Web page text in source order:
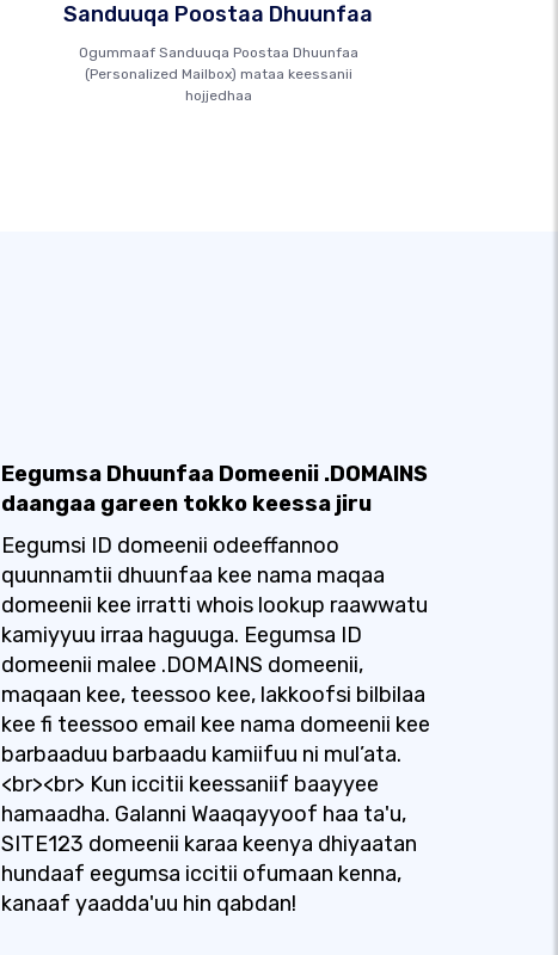
Sanduuqa Poostaa Dhuunfaa
Ogummaaf Sanduuqa Poostaa Dhuunfaa
(Personalized Mailbox) mataa keessanii
hojjedhaa
Eegumsa Dhuunfaa Domeenii .DOMAINS
daangaa gareen tokko keessa jiru
Eegumsi ID domeenii odeeffannoo
quunnamtii dhuunfaa kee nama maqaa
domeenii kee irratti whois lookup raawwatu
kamiyyuu irraa haguuga. Eegumsa ID
domeenii malee .DOMAINS domeenii,
maqaan kee, teessoo kee, lakkoofsi bilbilaa
kee fi teessoo email kee nama domeenii kee
barbaaduu barbaadu kamiifuu ni mul’ata.
<br><br> Kun iccitii keessaniif baayyee
hamaadha. Galanni Waaqayyoof haa ta'u,
SITE123 domeenii karaa keenya dhiyaatan
hundaaf eegumsa iccitii ofumaan kenna,
kanaaf yaadda'uu hin qabdan!